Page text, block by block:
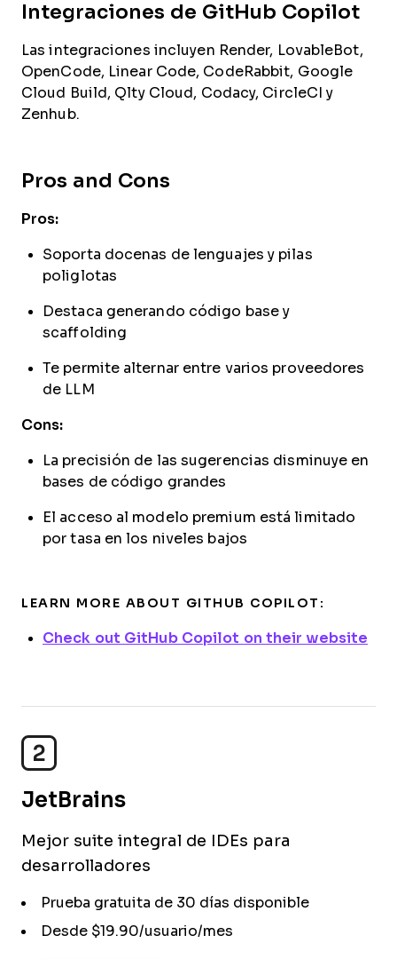
Integraciones de GitHub Copilot
Las integraciones incluyen Render, LovableBot,
OpenCode, Linear Code, CodeRabbit, Google
Cloud Build, Qlty Cloud, Codacy, CircleCI y
Zenhub.
Pros and Cons
Pros:
Soporta docenas de lenguajes y pilas
poliglotas
Destaca generando código base y
scaffolding
Te permite alternar entre varios proveedores
de LLM
Cons:
La precisión de las sugerencias disminuye en
bases de código grandes
El acceso al modelo premium está limitado
por tasa en los niveles bajos
LEARN MORE ABOUT GITHUB COPILOT:
Check out GitHub Copilot on their website
2
JetBrains
Mejor suite integral de IDEs para
desarrolladores
Prueba gratuita de 30 días disponible
Desde $19.90/usuario/mes